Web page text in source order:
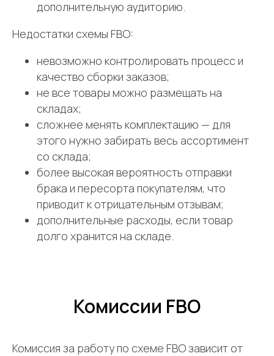
дополнительную аудиторию.
Недостатки схемы FBO:
невозможно контролировать процесс и
качество сборки заказов;
не все товары можно размещать на
складах;
сложнее менять комплектацию — для
этого нужно забирать весь ассортимент
со склада;
более высокая вероятность отправки
брака и пересорта покупателям, что
приводит к отрицательным отзывам;
дополнительные расходы, если товар
долго хранится на складе.
Комиссии FBO
Комиссия за работу по схеме FBO зависит от
Не знаете, с чего начать
работу с фулфилментом?
Проконсультируем
бесплатно
+7
ПОЛУЧИТЬ КОНСУЛЬТАЦИЮ